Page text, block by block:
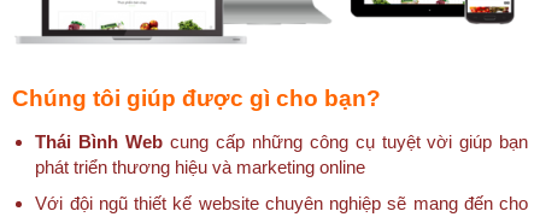
Chúng tôi giúp được gì cho bạn?
Thái Bình Web cung cấp những công cụ tuyệt vời giúp bạn
phát triển thương hiệu và marketing online
Với đội ngũ thiết kế website chuyên nghiệp sẽ mang đến cho